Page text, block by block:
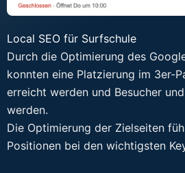
Local SEO für Surfschule
Durch die Optimierung des
konnten eine Platzierung im 3er-
erreicht werden und Besucher
werden.
Die Optimierung der Zielseiten
Positionen bei den wichtigsten